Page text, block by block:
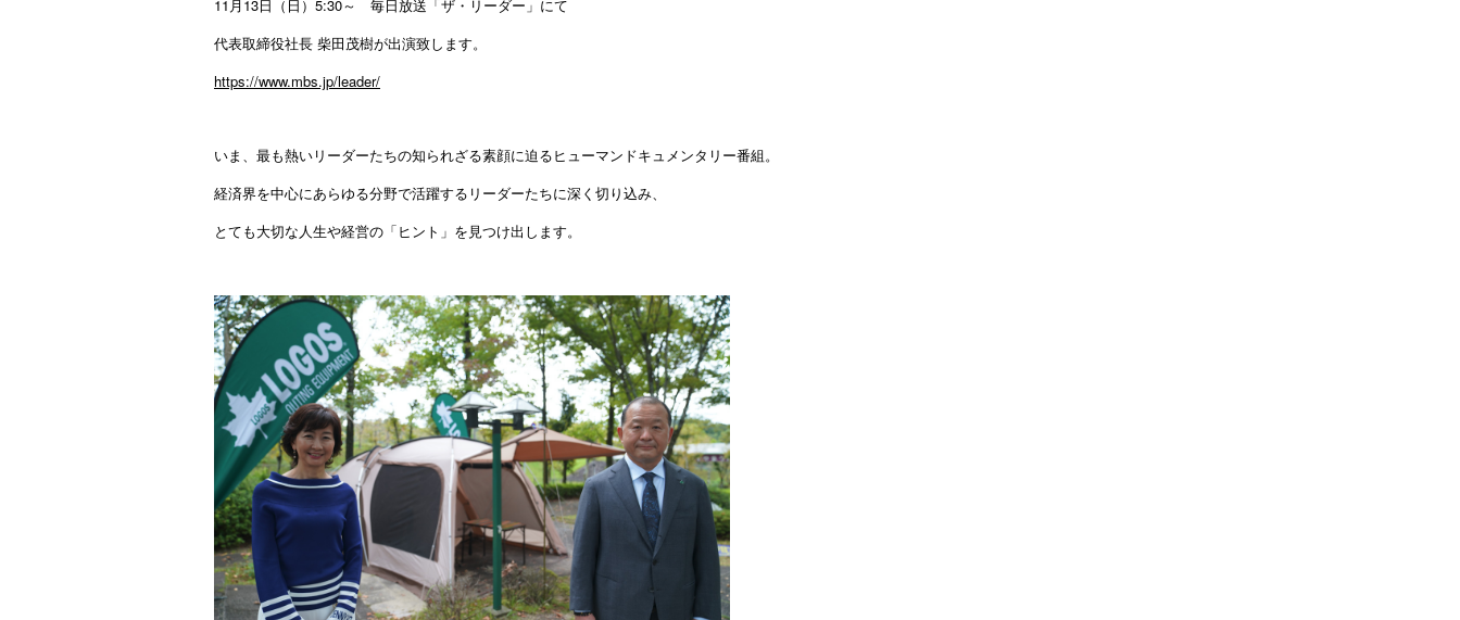
11月13日（日）5:30～ 毎日放送「ザ・リーダー」にて
代表取締役社長 柴田茂樹が出演致します。
https://www.mbs.jp/leader/
いま、最も熱いリーダーたちの知られざる素顔に迫るヒューマンドキュメンタリー番組。
経済界を中心にあらゆる分野で活躍するリーダーたちに深く切り込み、
とても大切な人生や経営の「ヒント」を見つけ出します。